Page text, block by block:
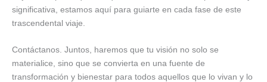
significativa, estamos aquí para guiarte en cada fase de este
trascendental viaje.
Contáctanos. Juntos, haremos que tu visión no solo se
materialice, sino que se convierta en una fuente de
transformación y bienestar para todos aquellos que lo vivan y lo